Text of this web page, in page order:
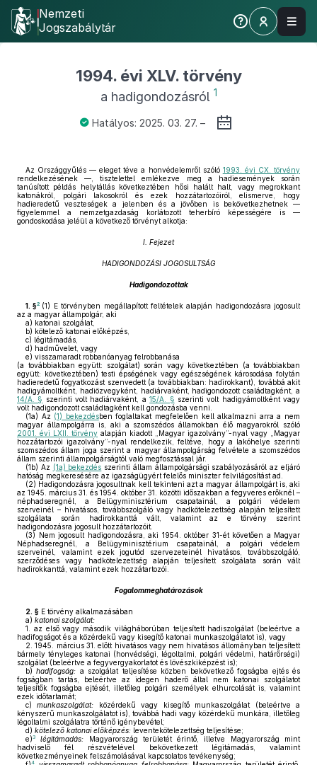
Nemzeti
Jogszabálytár
1994. évi XLV. törvény
a hadigondozásról 1
Hatályos: 2025. 03. 27. –
Az Országgyűlés — eleget téve a honvédelemről szóló 1993. évi CX. törvény
rendelkezésének —, tisztelettel emlékezve meg a hadiesemények során
tanúsított példás helytállás következtében hősi halált halt, vagy megrokkant
katonákról, polgári lakosokról és ezek hozzátartozóiról, elismerve, hogy
hadieredetű veszteségek a jelenben és a jövőben is bekövetkezhetnek —
figyelemmel a nemzetgazdaság korlátozott teherbíró képességére is —
gondoskodása jeléül a következő törvényt alkotja:
I. Fejezet
HADIGONDOZÁSI JOGOSULTSÁG
Hadigondozottak
1. §2 (1) E törvényben megállapított feltételek alapján hadigondozásra jogosult
az a magyar állampolgár, aki
a) katonai szolgálat,
b) kötelező katonai előképzés,
c) légitámadás,
d) hadművelet, vagy
e) visszamaradt robbanóanyag felrobbanása
(a továbbiakban együtt: szolgálat) során vagy következtében (a továbbiakban
együtt: következtében) testi épségének vagy egészségének károsodása folytán
hadieredetű fogyatkozást szenvedett (a továbbiakban: hadirokkant), továbbá akit
hadigyámoltként, hadiözvegyként, hadiárvaként, hadigondozott családtagként, a
14/A. § szerinti volt hadiárvaként, a15/A. § szerinti volt hadigyámoltként vagy
volt hadigondozott családtagként kell gondozásba venni.
(1a) Az (1) bekezdésben foglaltakat megfelelően kell alkalmazni arra a nem
magyar állampolgárra is, aki a szomszédos államokban élő magyarokról szóló
2001. évi LXII. törvény alapján kiadott „Magyar igazolvány”-nyal vagy „Magyar
hozzátartozói igazolvány”-nyal rendelkezik, feltéve, hogy a lakóhelye szerinti
szomszédos állam joga szerint a magyar állampolgárság felvétele a szomszédos
állam szerinti állampolgárságtól való megfosztással jár.
(1b) Az (1a) bekezdés szerinti állam állampolgársági szabályozásáról az eljáró
hatóság megkeresésére az igazságügyért felelős miniszter felvilágosítást ad.
(2) Hadigondozásra jogosultnak kell tekinteni azt a magyar állampolgárt is, aki
az 1945. március 31. és 1954. október 31. közötti időszakban a fegyveres erőknél –
néphadseregnél, a Belügyminisztérium csapatainál, a polgári védelem
szerveinél – hivatásos, továbbszolgáló vagy hadkötelezettség alapján teljesített
szolgálata során hadirokkanttá vált, valamint az e törvény szerint
hadigondozásra jogosult hozzátartozóit.
(3) Nem jogosult hadigondozásra, aki 1954. október 31-ét követően a Magyar
Néphadseregnél, a Belügyminisztérium csapatainál, a polgári védelem
szerveinél, valamint ezek jogutód szervezeteinél hivatásos, továbbszolgáló,
szerződéses vagy hadkötelezettség alapján teljesített szolgálata során vált
hadirokkanttá, valamint ezek hozzátartozói.
Fogalommeghatározások
2. § E törvény alkalmazásában
a) katonai szolgálat:
1. az első vagy második világháborúban teljesített hadiszolgálat (beleértve a
hadifogságot és a közérdekű vagy kisegítő katonai munkaszolgálatot is), vagy
2. 1945. március 31. előtt hivatásos vagy nem hivatásos állományban teljesített
bármely tényleges katonai (honvédségi, légoltalmi, polgári védelmi, határőrségi)
szolgálat (beleértve a fegyvergyakorlatot és lövészkiképzést is);
b) hadifogság: a szolgálat teljesítése közben bekövetkező fogságba ejtés és
fogságban tartás, beleértve az idegen haderő által nem katonai szolgálatot
teljesítők fogságba ejtését, illetőleg polgári személyek elhurcolását is, valamint
ezek időtartamát;
c)
munkaszolgálat: közérdekű vagy kisegítő munkaszolgálat (beleértve a
kényszerű munkaszolgálatot is), továbbá hadi vagy közérdekű munkára, illetőleg
légoltalmi szolgálatra történő igénybevétel;
d) kötelező katonai előképzés: leventekötelezettség teljesítése;
e)3 légitámadás: Magyarország területét érintő, illetve Magyarország mint
hadviselő fél részvételével bekövetkezett légitámadás, valamint
következményeinek felszámolásával kapcsolatos tevékenység;
4